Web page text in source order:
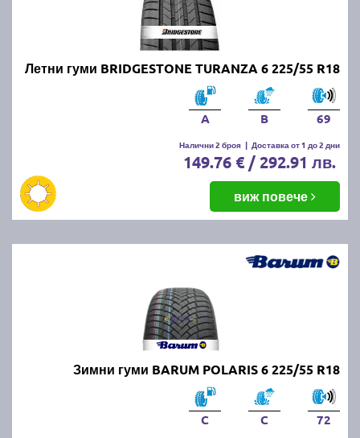
Летни гуми BRIDGESTONE TURANZA 6 225/55 R18
A B 69
Налични 2 броя | Доставка от 1 до 2 дни
149.76 € / 292.91 лв.
виж повече
Зимни гуми BARUM POLARIS 6 225/55 R18
C C 72